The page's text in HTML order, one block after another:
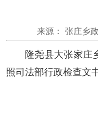
来源： 张庄乡
隆尧县大张家庄
照司法部行政检查文